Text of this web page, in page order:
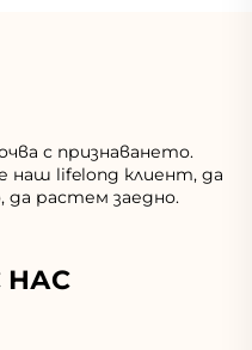
с признаването.
наш lifelong клиент, да
да растем заедно.
НАС